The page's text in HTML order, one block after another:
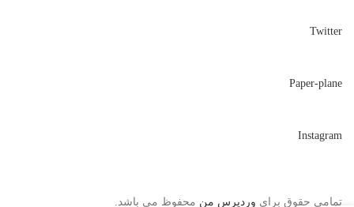
Twitter
Paper-plane
Instagram
تمامی حقوق برای وردپرس من محفوظ می باشد.